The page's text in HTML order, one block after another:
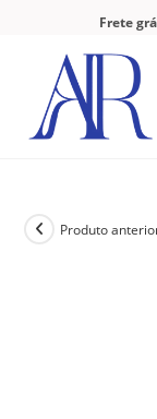
Frete
Produto